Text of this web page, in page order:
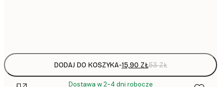
DODAJ DO KOSZYKA-15,90 ZŁ53 ZŁ
Dostawa w 2-4 dni robocze